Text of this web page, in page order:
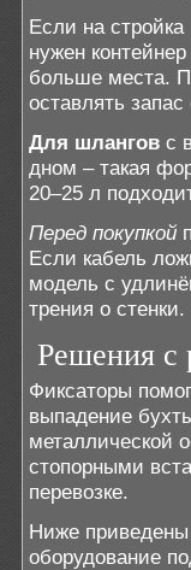
Если на
нужен
больше места.
оставлять
Для шлангов с
дном – такая
20–25 л
Перед покупкой
Если кабель
модель с
трения о стенки.
Решения с
Фиксаторы
выпадение
металлической
стопорными
перевозке.
Ниже приведены
оборудование